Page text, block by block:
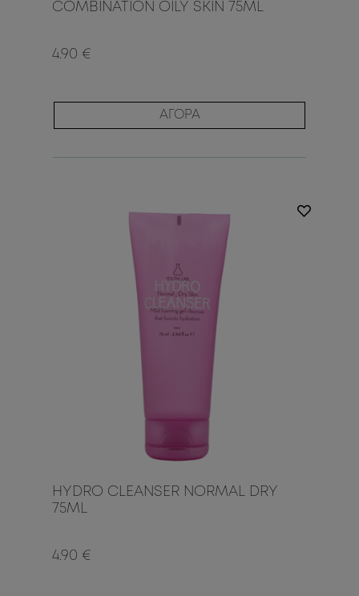
COMBINATION OILY SKIN 75ML
4.90 €
ΑΓΟΡΑ
HYDRO CLEANSER NORMAL DRY
75ML
4.90 €